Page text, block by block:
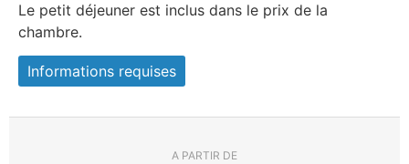
Le petit déjeuner est inclus dans le prix de la
chambre.
Informations requises
A PARTIR DE